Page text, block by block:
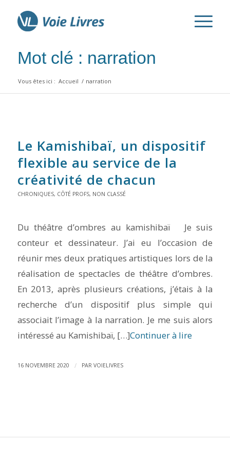
Mot clé : narration
Vous êtes ici : Accueil / narration
Le Kamishibaï, un dispositif
flexible au service de la
créativité de chacun
CHRONIQUES, CÔTÉ PROFS, NON CLASSÉ
Du théâtre d’ombres au kamishibaï Je suis
conteur et dessinateur. J’ai eu l’occasion de
réunir mes deux pratiques artistiques lors de la
réalisation de spectacles de théâtre d’ombres.
En 2013, après plusieurs créations, j’étais à la
recherche d’un dispositif plus simple qui
associait l’image à la narration. Je me suis alors
intéressé au Kamishibaï, […]Continuer à lire
16 NOVEMBRE 2020 / PAR VOIELIVRES